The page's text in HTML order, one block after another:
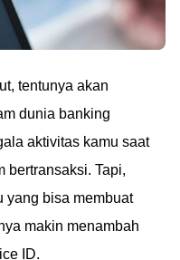
tentunya akan
dunia banking
aktivitas kamu saat
bertransaksi. Tapi,
yang bisa membuat
makin menambah
ID.